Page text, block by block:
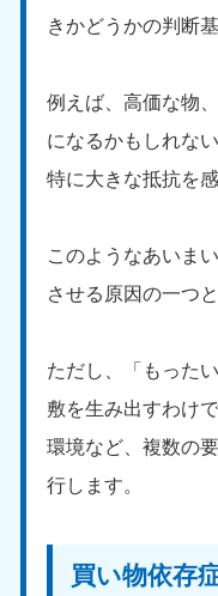
きかどうかの判断
例えば、高価な物
になるかもしれな
特に大きな抵抗を感
このようなあいま
させる原因の一つ
ただし、「もった
敷を生み出すわけ
環境など、複数の
行します。
買い物依存